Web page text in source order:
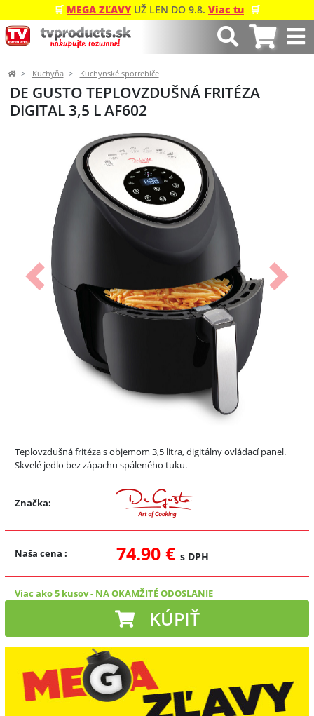
🛒 MEGA ZĽAVY UŽ LEN DO 9.8. Viac tu 🛒
Kuchyňa Kuchynské spotrebiče
DE GUSTO TEPLOVZDUŠNÁ FRITÉZA
DIGITAL 3,5 L AF602
Predchádzajúci Ďalší
Teplovzdušná fritéza s objemom 3,5 litra, digitálny ovládací panel.
Skvelé jedlo bez zápachu spáleného tuku.
Značka:
Naša cena : 74.90 € s DPH
Viac ako 5 kusov- NA OKAMŽITÉ ODOSLANIE
KÚPIŤ